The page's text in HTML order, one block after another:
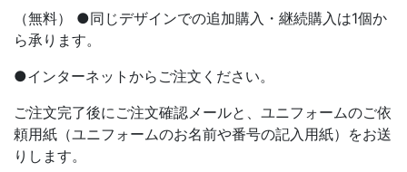
（無料） ●同じデザインでの追加購入・継続購入は1個か
ら承ります。
●インターネットからご注文ください。
ご注文完了後にご注文確認メールと、ユニフォームのご依
頼用紙（ユニフォームのお名前や番号の記入用紙）をお送
りします。